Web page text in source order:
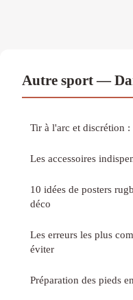
Autre sport —
Tir à l'arc et discrétion :
Les accessoires
10 idées de posters
déco
Les erreurs les plus
éviter
Préparation des pieds